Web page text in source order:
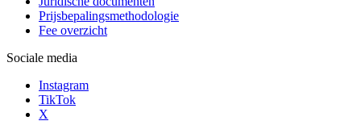
Prijsbepalingsmethodologie
Fee overzicht
Sociale media
Instagram
TikTok
X